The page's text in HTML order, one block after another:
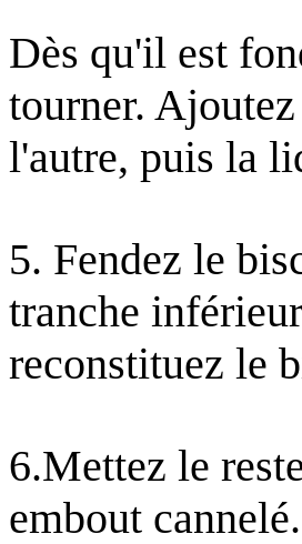
Dès qu'il est
tourner.
l'autre, puis la
5. Fendez le
tranche
reconstituez le
6.Mettez le
embout